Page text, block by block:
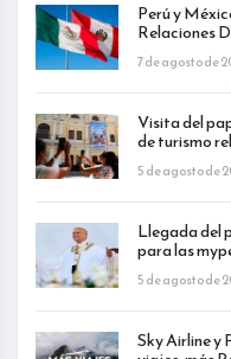
Perú y
Relaciones
7 de agosto de
Visita del
de turismo
5 de agosto de
Llegada del
para las
5 de agosto de
Sky Airline y